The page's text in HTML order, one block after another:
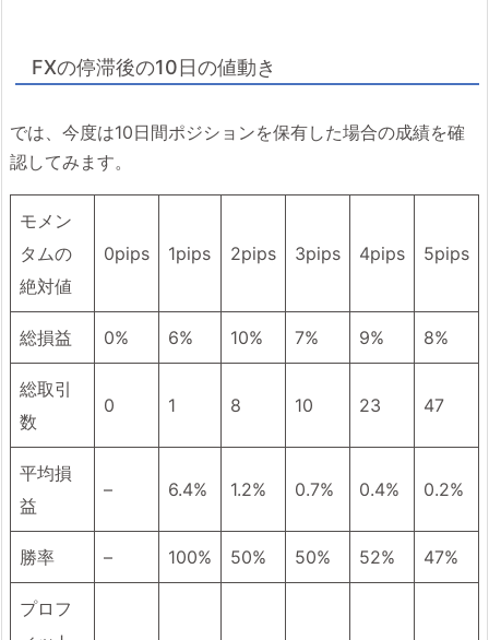
FXの停滞後の10日の値動き
では、今度は10日間ポジションを保有した場合の成績を確
認してみます。
モメン
タムの
絶対値
0pips 1pips 2pips 3pips 4pips 5pips
総損益 0% 6% 10% 7% 9% 8%
総取引
数
0 1 8 10 23 47
平均損
益
– 6.4% 1.2% 0.7% 0.4% 0.2%
勝率 – 100% 50% 50% 52% 47%
プロフ